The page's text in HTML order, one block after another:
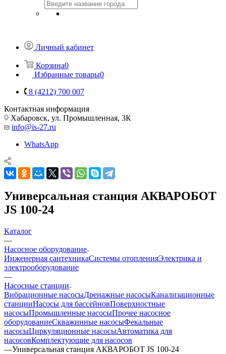
Личный кабинет
Корзина0
Избранные товары0
8 (4212) 700 007
Контактная информация
Хабаровск, ул. Промышленная, 3К
info@is-27.ru
WhatsApp
Универсальная станция АКВАРОБОТ
JS 100-24
Каталог
—
Насосное оборудование
Инженерная сантехникаСистемы отопленияЭлектрика и
электрооборудование
—
Насосные станции
Вибрационные насосыДренажные насосыКанализационные
станцииНасосы для бассейновПоверхностные
насосыПромышленные насосыПрочее насосное
оборудованиеСкважинные насосыФекальные
насосыЦиркуляционные насосыАвтоматика для
насосовКомплектующие для насосов
—Универсальная станция АКВАРОБОТ JS 100-24